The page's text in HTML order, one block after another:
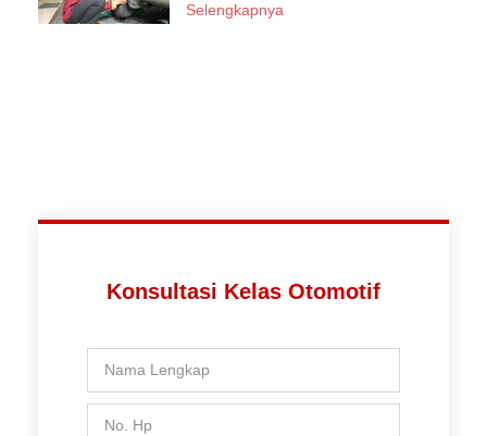
Selengkapnya
Konsultasi Kelas Otomotif